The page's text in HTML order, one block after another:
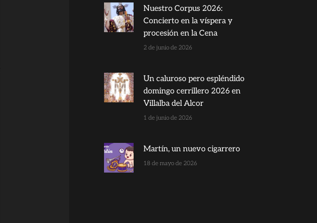
Nuestro Corpus 2026:
Concierto en la víspera y
procesión en la Cena
2 de junio de 2026
Un caluroso pero espléndido
domingo cerrillero 2026 en
Villalba del Alcor
1 de junio de 2026
Martín, un nuevo cigarrero
18 de mayo de 2026